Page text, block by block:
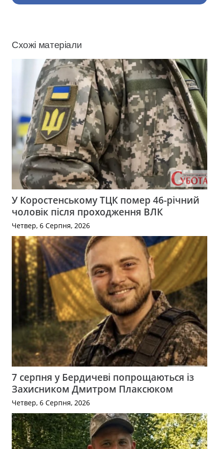
Схожі матеріали
У Коростенському ТЦК помер 46-річний
чоловік після проходження ВЛК
Четвер, 6 Серпня, 2026
7 серпня у Бердичеві попрощаються із
Захисником Дмитром Плаксюком
Четвер, 6 Серпня, 2026